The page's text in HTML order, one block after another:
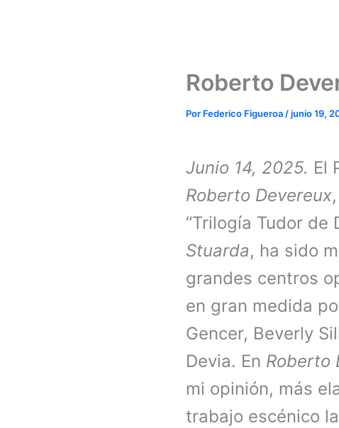
Roberto
Por Federico Figueroa/junio 19,
Junio 14, 2025. El
Roberto Devereux
“Trilogía Tudor
Stuarda, ha sido
grandes centros
en gran medida
Gencer, Beverly
Devia. En Roberto
mi opinión, más
trabajo escénico